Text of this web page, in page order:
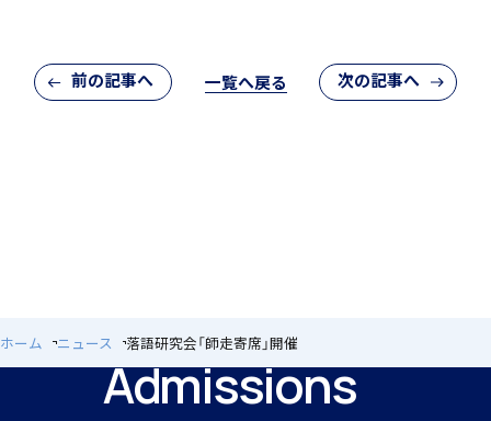
前の記事へ 一覧へ戻る 次の記事へ
ホーム ニュース 落語研究会「師走寄席」開催
Admissions